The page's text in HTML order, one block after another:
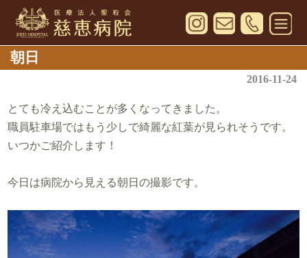
朝日
2016-11-24
とても冷え込むことが多くなってきました。
職員駐車場ではもう少しで綺麗な紅葉が見られそうです。
いつかご紹介します！
今日は病院から見える朝日の撮影です。